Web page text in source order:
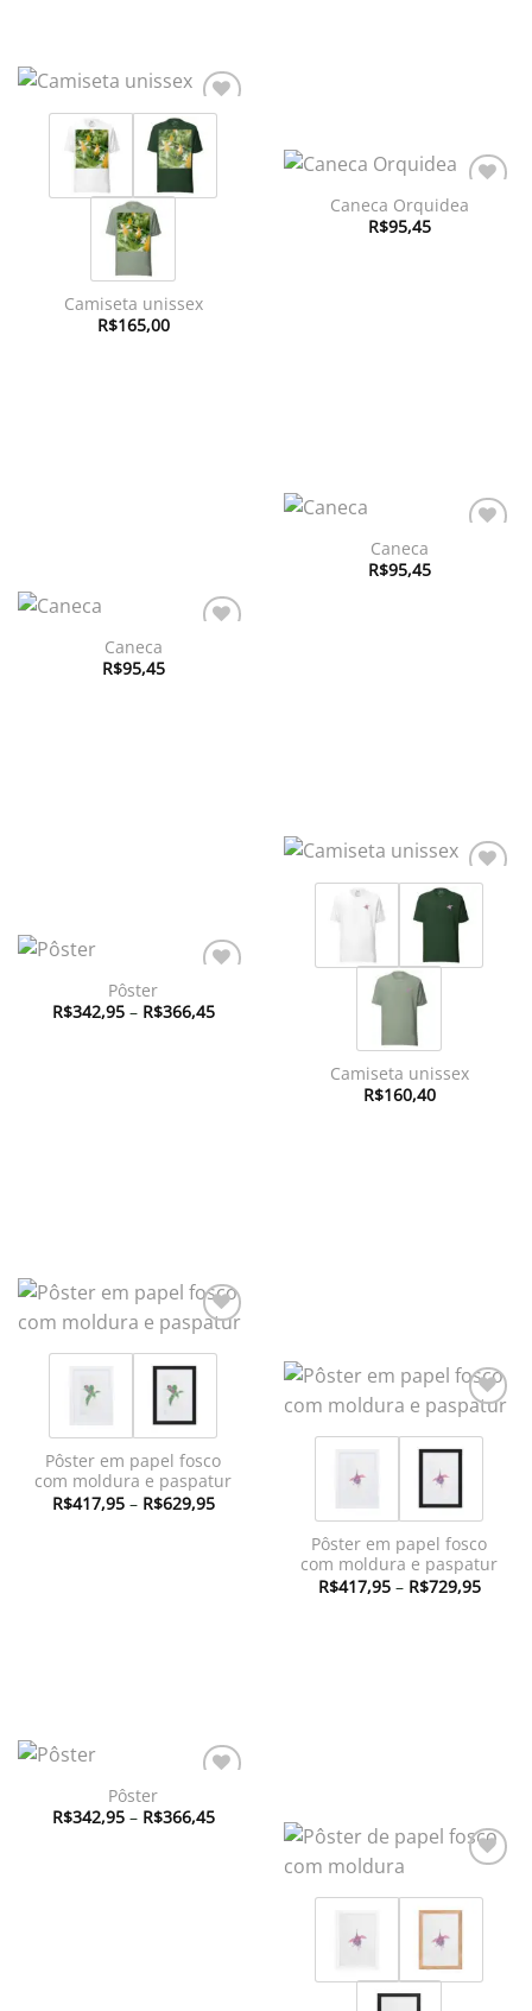
Adicionar
à lista de
desejos
Camiseta unissex
R$165,00
Adicionar
Caneca Orquidea
R$95,45
Caneca
R$95,45
Caneca
R$95,45
Adicionar
à lista de
desejos
Camiseta unissex
R$160,40
à lista de
Pôster
R$342,95 – R$366,45Faixa
Adicionar
à lista de
desejos
Pôster em papel fosco
com moldura e paspatur
R$417,95 – R$629,95Faixa
de
Adicionar
à lista de
desejos
Pôster em papel fosco
com moldura e paspatur
R$417,95 – R$729,95Faixa
de
à lista de
Pôster
R$342,95 – R$366,45Faixa
R$342,95
à lista de
desejos